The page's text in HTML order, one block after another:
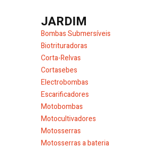
JARDIM
Bombas Submersíveis
Biotrituradoras
Corta-Relvas
Cortasebes
Electrobombas
Escarificadores
Motobombas
Motocultivadores
Motosserras
Motosserras a bateria